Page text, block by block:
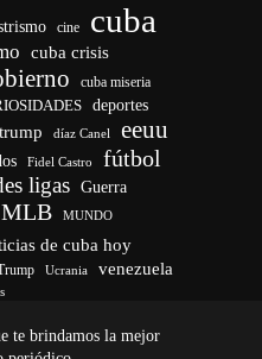
te brindamos la mejor
cine cuba
cuba crisis
cuba miseria
deportes
díaz Canel eeuu
Fidel Castro fútbol
ligas Guerra
MLB MUNDO
de cuba hoy
Ucrania venezuela